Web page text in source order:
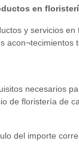
en
y servicios en
acon¬tecimientos
necesarios
de floristería de
del importe